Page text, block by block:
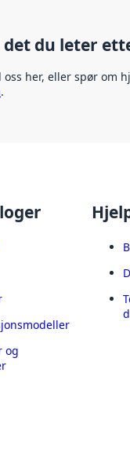
du leter
oss her, eller spør om
.
og